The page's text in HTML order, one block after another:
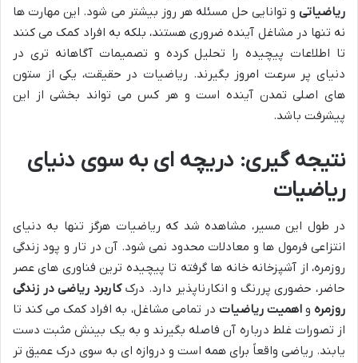
ریاضیاتی و توانایی حل مسئله هر روز بیشتر می شود. این مهارت ها
نه تنها در مشاغل آینده ضروری هستند، بلکه به افراد کمک می کنند
تا اطلاعات پیچیده را تحلیل کرده و تصمیمات آگاهانه تری در
دنیای پر سرعت امروز بگیرند. ریاضیات در حقیقت، یکی از ستون
های اصلی تمدن آینده است و هر کس می تواند بخشی از این
پیشرفت باشد.
نتیجه گیری: دریچه ای به سوی دنیای
ریاضیات
در طول این مسیر، مشاهده شد که ریاضیات هرگز تنها به دنیای
انتزاعی فرمول ها و معادلات محدود نمی شود. آن در تار و پود زندگی
روزمره، از آشپزخانه خانه ها گرفته تا پیچیده ترین فناوری های عصر
حاضر، حضوری پررنگ و انکارناپذیر دارد. درککاربرد ریاضی در زندگی
روزمرهواهمیت ریاضیات در تمامی مشاغل، به افراد کمک می کند تا
از تصورات غلط درباره آن فاصله بگیرند و به یک بینش مثبت دست
یابند. ریاضی واقعاً برای همه است و دروازه ای به سوی درک عمیق تر